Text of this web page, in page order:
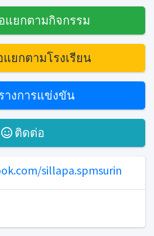
แยกตามกิจกรรม
ยกตามโรงเรียน
างการแข่งขัน
ติดต่อ
sillapa.spmsurin